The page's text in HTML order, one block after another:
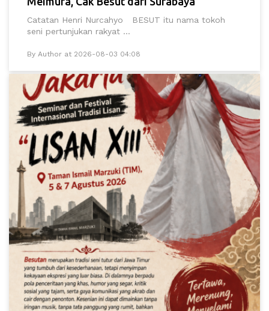
Catatan Henri Nurcahyo BESUT itu nama tokoh
seni pertunjukan rakyat ...
By Author at 2026-08-03 04:08